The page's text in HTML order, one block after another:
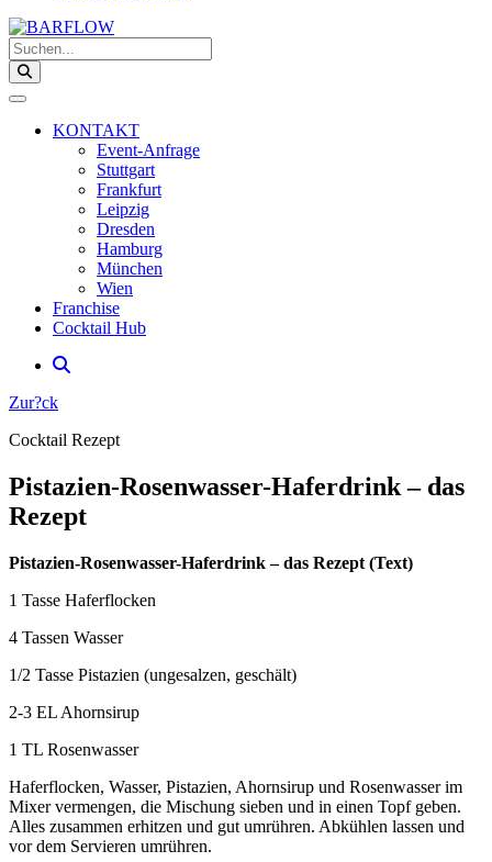
Suchen...
KONTAKT
Event-Anfrage
Stuttgart
Frankfurt
Leipzig
Dresden
Hamburg
München
Wien
Franchise
Cocktail Hub
Zur?ck
Cocktail Rezept
Pistazien-Rosenwasser-Haferdrink – das
Rezept
Pistazien-Rosenwasser-Haferdrink – das Rezept (Text)
1 Tasse Haferflocken
4 Tassen Wasser
1/2 Tasse Pistazien (ungesalzen, geschält)
2-3 EL Ahornsirup
1 TL Rosenwasser
Haferflocken, Wasser, Pistazien, Ahornsirup und Rosenwasser im
Mixer vermengen, die Mischung sieben und in einen Topf geben.
Alles zusammen erhitzen und gut umrühren. Abkühlen lassen und
vor dem Servieren umrühren.